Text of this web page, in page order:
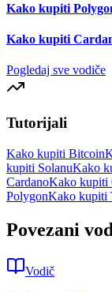
Kako kupiti
Kako kupiti
Pogledaj sve vodiče
Tutorijali
Kako kupiti Bitcoin
kupiti SolanuKako
CardanoKako kupiti
PolygonKako kupiti
Povezani
Vodič